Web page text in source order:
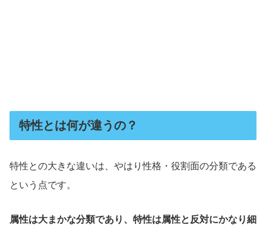
特性とは何が違うの？
特性との大きな違いは、やはり性格・役割面の分類である
という点です。
属性は大まかな分類であり、特性は属性と反対にかなり細